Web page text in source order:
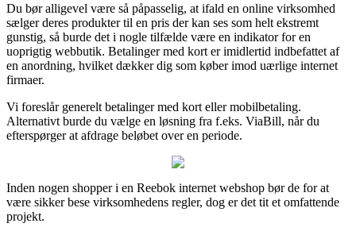
Du bør alligevel være så påpasselig, at ifald en online virksomhed
sælger deres produkter til en pris der kan ses som helt ekstremt
gunstig, så burde det i nogle tilfælde være en indikator for en
uoprigtig webbutik. Betalinger med kort er imidlertid indbefattet af
en anordning, hvilket dækker dig som køber imod uærlige internet
firmaer.
Vi foreslår generelt betalinger med kort eller mobilbetaling.
Alternativt burde du vælge en løsning fra f.eks. ViaBill, når du
efterspørger at afdrage beløbet over en periode.
Inden nogen shopper i en Reebok internet webshop bør de for at
være sikker bese virksomhedens regler, dog er det tit et omfattende
projekt.